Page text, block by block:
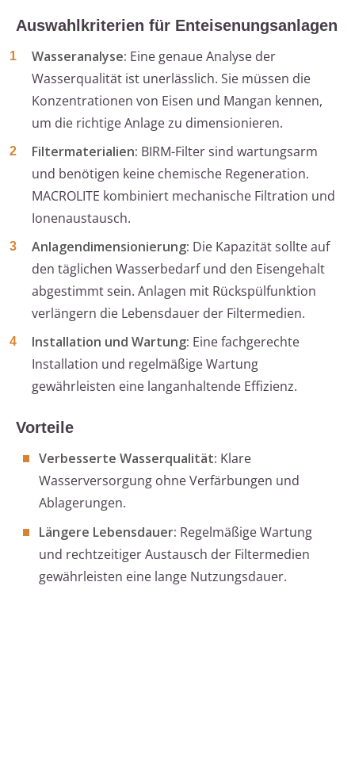
Auswahlkriterien für Enteisenungsanlagen
Wasseranalyse: Eine genaue Analyse der
Wasserqualität ist unerlässlich. Sie müssen die
Konzentrationen von Eisen und Mangan kennen,
um die richtige Anlage zu dimensionieren.
Filtermaterialien: BIRM-Filter sind wartungsarm
und benötigen keine chemische Regeneration.
MACROLITE kombiniert mechanische Filtration und
Ionenaustausch.
Anlagendimensionierung: Die Kapazität sollte auf
den täglichen Wasserbedarf und den Eisengehalt
abgestimmt sein. Anlagen mit Rückspülfunktion
verlängern die Lebensdauer der Filtermedien.
Installation und Wartung: Eine fachgerechte
Installation und regelmäßige Wartung
gewährleisten eine langanhaltende Effizienz.
Vorteile
Verbesserte Wasserqualität: Klare
Wasserversorgung ohne Verfärbungen und
Ablagerungen.
Längere Lebensdauer: Regelmäßige Wartung
und rechtzeitiger Austausch der Filtermedien
gewährleisten eine lange Nutzungsdauer.